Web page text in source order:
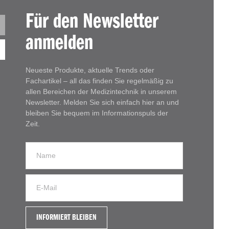
Für den Newsletter
anmelden
Neueste Produkte, aktuelle Trends oder
Fachartikel – all das finden Sie regelmäßig zu
allen Bereichen der Medizintechnik in unserem
Newsletter. Melden Sie sich einfach hier an und
bleiben Sie bequem im Informationspuls der
Zeit.
INFORMIERT BLEIBEN